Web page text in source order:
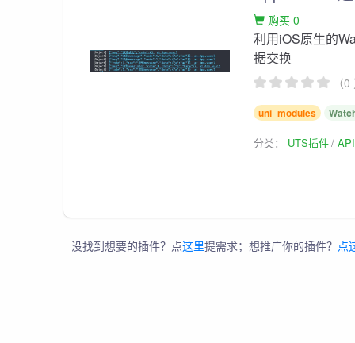
购买 0
利用iOS原生的
据交换
（
uni_modules
分类： UTS插件
没找到想要的插件？点这里提需求；想推广你的插件？ 点